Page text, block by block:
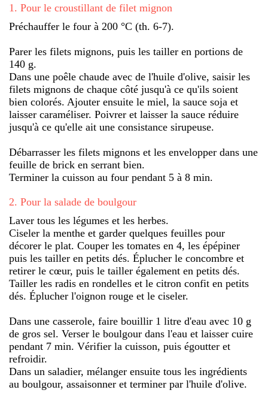
1 . Pour le croustillant de filet mignon
Préchauffer le four à 200 °C (th. 6-7).
Parer les filets mignons, puis les tailler en portions de
140 g.
Dans une poêle chaude avec de l'huile d'olive, saisir les
filets mignons de chaque côté jusqu'à ce qu'ils soient
bien colorés. Ajouter ensuite le miel, la sauce soja et
laisser caraméliser. Poivrer et laisser la sauce réduire
jusqu'à ce qu'elle ait une consistance sirupeuse.
Débarrasser les filets mignons et les envelopper dans une
feuille de brick en serrant bien.
Terminer la cuisson au four pendant 5 à 8 min.
2. Pour la salade de boulgour
Laver tous les légumes et les herbes.
Ciseler la menthe et garder quelques feuilles pour
décorer le plat. Couper les tomates en 4, les épépiner
puis les tailler en petits dés. Éplucher le concombre et
retirer le cœur, puis le tailler également en petits dés.
Tailler les radis en rondelles et le citron confit en petits
dés. Éplucher l'oignon rouge et le ciseler.
Dans une casserole, faire bouillir 1 litre d'eau avec 10 g
de gros sel. Verser le boulgour dans l'eau et laisser cuire
pendant 7 min. Vérifier la cuisson, puis égoutter et
refroidir.
Dans un saladier, mélanger ensuite tous les ingrédients
au boulgour, assaisonner et terminer par l'huile d'olive.